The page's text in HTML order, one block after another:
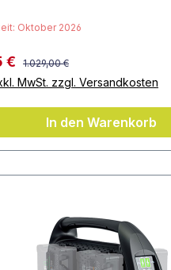
Oktober 2026
€ 1.029,00 €
MwSt. zzgl. Versandkosten
In den Warenkorb